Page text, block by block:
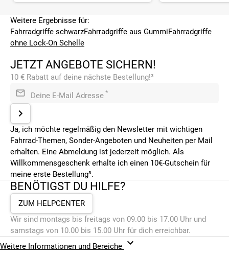
Weitere Ergebnisse für:
Fahrradgriffe schwarzFahrradgriffe aus GummiFahrradgriffe
ohne Lock-On Schelle
JETZT ANGEBOTE SICHERN!
10 € Rabatt auf deine nächste Bestellung!³
Deine E-Mail Adresse *
Ja, ich möchte regelmäßig den Newsletter mit wichtigen
Fahrrad-Themen, Sonder-Angeboten und Neuheiten per Mail
erhalten. Eine Abmeldung ist jederzeit möglich. Als
Willkommensgeschenk erhalte ich einen 10€-Gutschein für
meine erste Bestellung³.
BENÖTIGST DU HILFE?
ZUM HELPCENTER
Wir sind montags bis freitags von 09.00 bis 17.00 Uhr und
samstags von 10.00 bis 15.00 Uhr für dich erreichbar.
Weitere Informationen und Bereiche